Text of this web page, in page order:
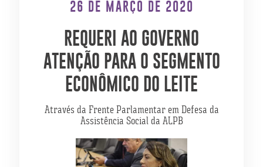
26 DE MARÇO DE 2020
REQUERI AO GOVERNO
ATENÇÃO PARA O SEGMENTO
ECONÔMICO DO LEITE
Através da Frente Parlamentar em Defesa da
Assistência Social da ALPB